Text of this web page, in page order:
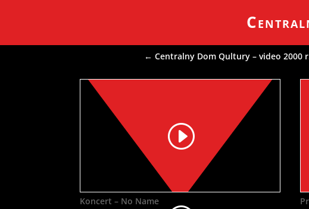
← Centralny Dom Qultury – video 2000
Koncert – No Name